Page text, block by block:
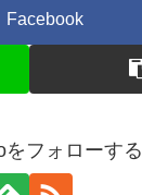
Facebook
をフォローする